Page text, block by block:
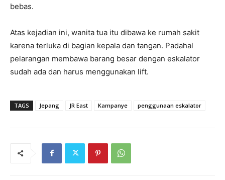
bebas.
Atas kejadian ini, wanita tua itu dibawa ke rumah sakit
karena terluka di bagian kepala dan tangan. Padahal
pelarangan membawa barang besar dengan eskalator
sudah ada dan harus menggunakan lift.
TAGS Jepang JR East Kampanye penggunaan eskalator